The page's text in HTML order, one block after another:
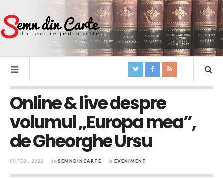
Online & live despre
volumul „Europa mea”,
de Gheorghe Ursu
08 FEB., 2022 de SEMNDINCARTE în EVENIMENT